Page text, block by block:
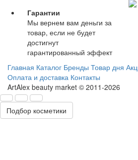
Гарантии
Мы вернем вам деньги за
товар, если не будет
достигнут
гарантированный эффект
Главная Каталог Бренды Товар дня
Оплата и доставка Контакты
ArtAlex beauty market © 2011-2026
Подбор косметики